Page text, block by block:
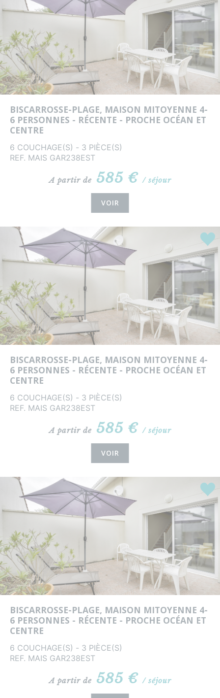
BISCARROSSE-PLAGE, MAISON MITOYENNE 4-
6 PERSONNES - RÉCENTE - PROCHE OCÉAN ET
CENTRE
6 COUCHAGE(S) - 3 PIÈCE(S)
REF. MAIS GAR238EST
A partir de 585 €/ séjour
VOIR
BISCARROSSE-PLAGE, MAISON MITOYENNE 4-
6 PERSONNES - RÉCENTE - PROCHE OCÉAN ET
CENTRE
6 COUCHAGE(S) - 3 PIÈCE(S)
REF. MAIS GAR238EST
A partir de 585 €/ séjour
VOIR
BISCARROSSE-PLAGE, MAISON MITOYENNE 4-
6 PERSONNES - RÉCENTE - PROCHE OCÉAN ET
CENTRE
6 COUCHAGE(S) - 3 PIÈCE(S)
REF. MAIS GAR238EST
A partir de 585 €/ séjour